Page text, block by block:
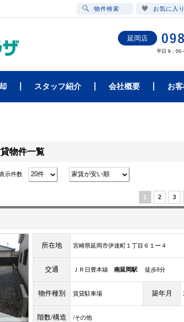
延岡店
平日 9：00
スタッフ紹介 会社概要 お
物件一覧
示件数
1 2 3
所在地 宮崎県延岡市伊達町１丁目６１ー４
交通 ＪＲ日豊本線 南延岡駅 徒歩8分
物件種別 賃貸駐車場 築年月
階数/構造 /その他
物件検索 お気に入り